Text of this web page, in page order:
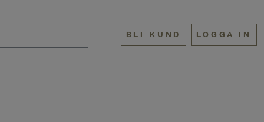
BLI KUND LOGGA IN